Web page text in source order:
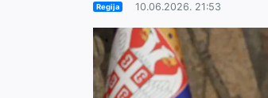
Regija 10.06.2026. 21:53